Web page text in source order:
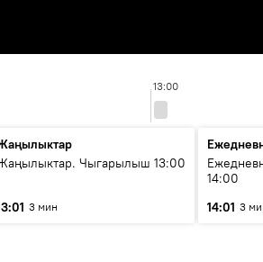
13:00
Чыгарылыш 13:00
3 мин
14:00
14:01 3